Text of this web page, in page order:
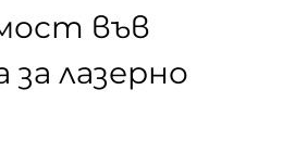
във
лазерно